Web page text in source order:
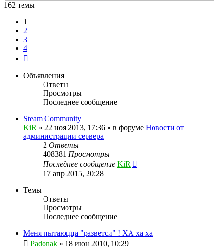
162 темы
1
2
3
4
Объявления
Ответы
Просмотры
Последнее сообщение
Steam Community
KiR » 22 ноя 2013, 17:36 » в форуме Новости от
администрации сервера
2 Ответы
408381 Просмотры
Последнее сообщение KiR
17 апр 2015, 20:28
Темы
Ответы
Просмотры
Последнее сообщение
Меня пытаюцца "разветси" ! ХА ха ха
Padonak » 18 июн 2010, 10:29